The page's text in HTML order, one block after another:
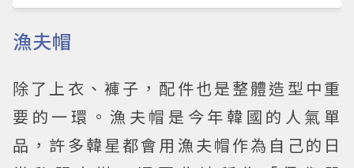
漁夫帽
除了上衣、褲子，配件也是整體造型中重
要的一環。漁夫帽是今年韓國的人氣單
品，許多韓星都會用漁夫帽作為自己的日